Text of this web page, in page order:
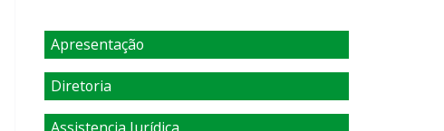
Apresentação
Diretoria